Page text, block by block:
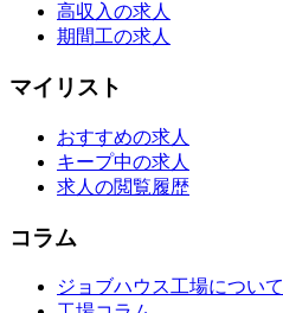
高収入の求人
期間工の求人
マイリスト
おすすめの求人
キープ中の求人
求人の閲覧履歴
コラム
ジョブハウス工場について